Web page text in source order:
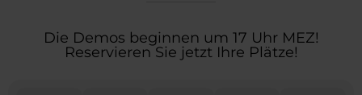
Die Demos beginnen um 17 Uhr MEZ!
Reservieren Sie jetzt Ihre Plätze!